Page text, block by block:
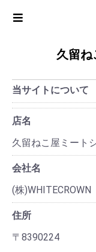
久留
当サイトについて
店名
久留ねこ屋ミート
会社名
(株)WHITECROWN
住所
〒8390224